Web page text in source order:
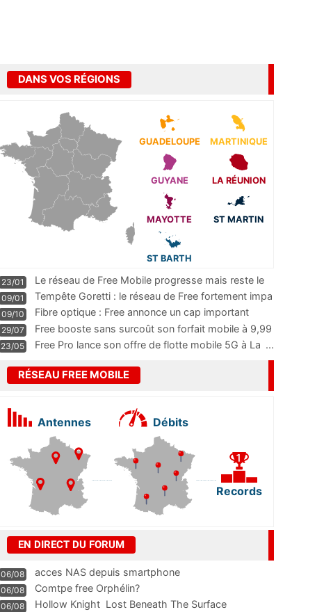
DANS VOS RÉGIONS
GUADELOUPE MARTINIQUE
GUYANE LA RÉUNION
MAYOTTE ST MARTIN
ST BARTH
23/01
Le réseau de Free Mobile progresse mais reste le
m
...
09/01
Tempête Goretti : le réseau de Free fortement impa
09/10
Fibre optique : Free annonce un cap important
pass
...
29/07
Free booste sans surcoût son forfait mobile à 9,99
23/05 Free Pro lance son offre de flotte mobile 5G à La ...
RÉSEAU FREE MOBILE
Antennes Débits
Records
EN DIRECT DU FORUM
06/08 acces NAS depuis smartphone
06/08 Comtpe free Orphélin?
06/08 Hollow Knight  Lost Beneath The Surface